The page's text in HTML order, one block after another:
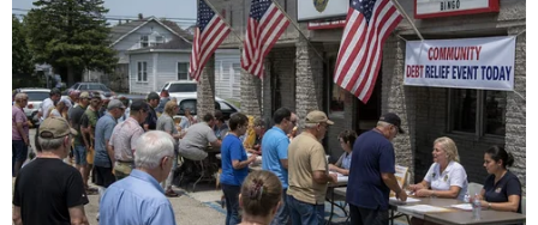
18/04/2023 11:08
Nhận thức hành vi của mình đã làm tổn thương và
ảnh hưởng đến uy tín của bệnh viện, bị cáo
Nguyễn Quang Tuấn mong các đồng nghiệp
ngành y coi vụ án của ông là bài học vô cùng đau